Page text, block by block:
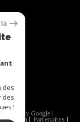
by Google |
Admin Partenaires
des
des
!